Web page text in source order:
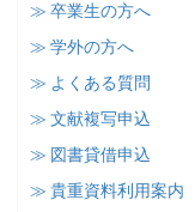
≫ 卒業生の方へ
≫ 学外の方へ
≫ よくある質問
≫ 文献複写申込
≫ 図書貸借申込
≫ 貴重資料利用案内